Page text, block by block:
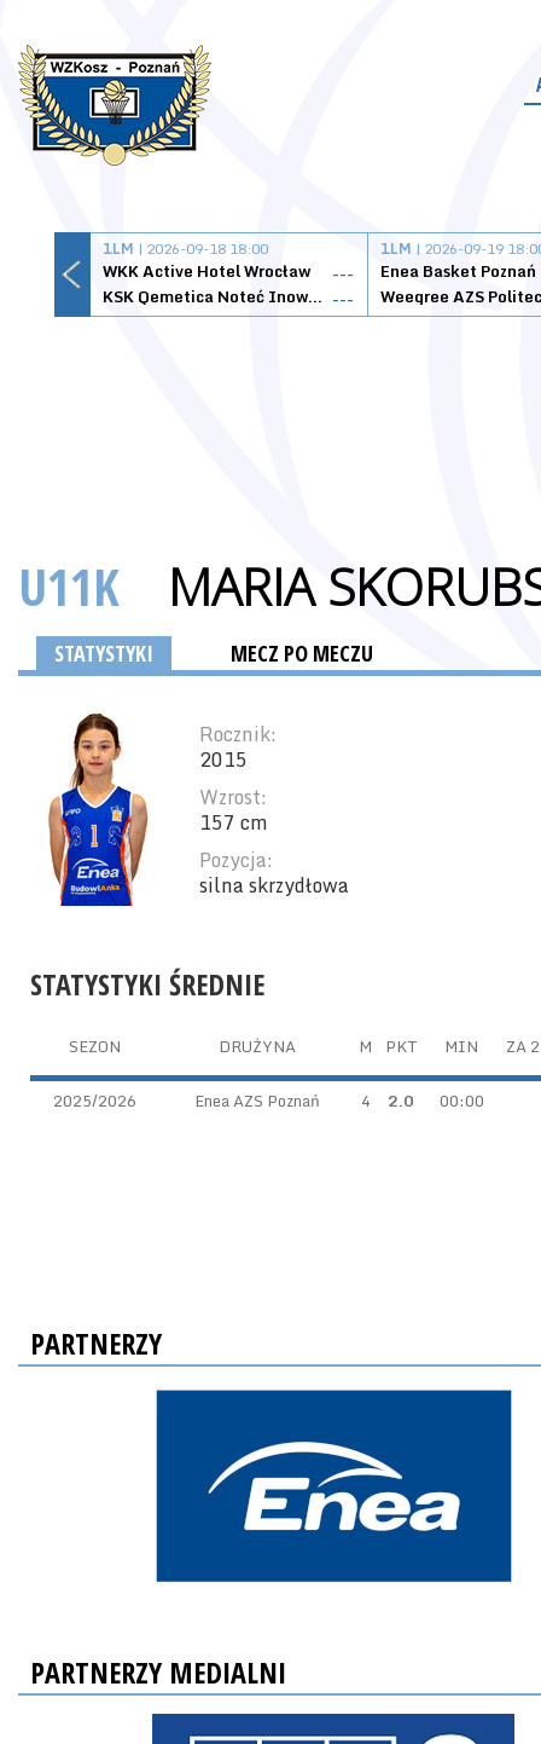
1LM | 2026-09-18 18:00
WKK Active Hotel Wrocław
---
KSK Qemetica Noteć Inowrocław ---
1LM | 2026-09-19
Enea Basket Poznań
U11K MARIA
STATYSTYKI MECZ PO MECZU
Rocznik:
2015
Wzrost:
157 cm
Pozycja:
silna skrzydłowa
STATYSTYKI ŚREDNIE
SEZON DRUŻYNA M PKT MIN ZA 2
2025/2026 Enea AZS Poznań 4 2.0 00:00
PARTNERZY
PARTNERZY MEDIALNI